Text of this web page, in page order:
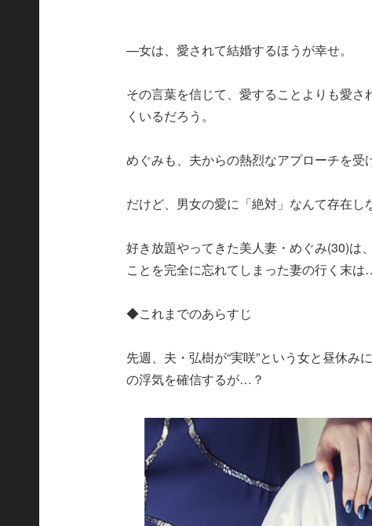
—女は、愛されて結婚するほうが幸せ。
その言葉を信じて、愛することよりも愛
くいるだろう。
めぐみも、夫からの熱烈なアプローチを受
だけど、男女の愛に「絶対」なんて存在し
好き放題やってきた美人妻・めぐみ(30)は
ことを完全に忘れてしまった妻の行く末は
◆これまでのあらすじ
先週、夫・弘樹が“実咲”という女と昼休
の浮気を確信するが…？